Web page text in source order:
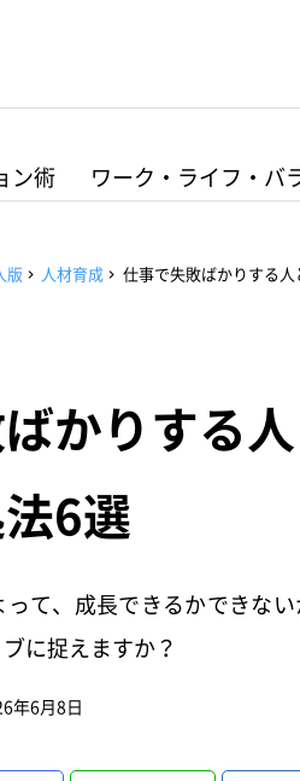
ン術 ワーク・ライフ・バ
版 人材育成 仕事で失敗ばかりする
かりする
6選
て、成長できるかできな
に捉えますか？
年6月8日